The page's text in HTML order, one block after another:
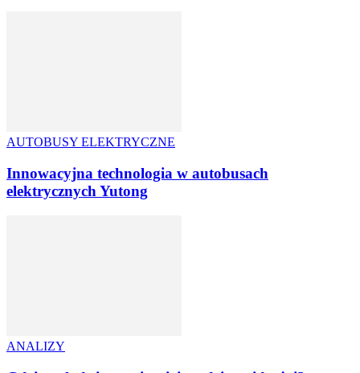
AUTOBUSY ELEKTRYCZNE
Innowacyjna technologia w autobusach
elektrycznych Yutong
ANALIZY